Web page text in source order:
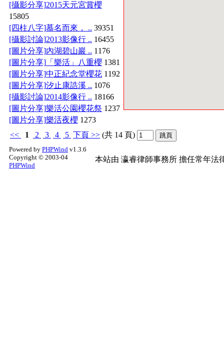
[攝影分享]2015天元宮賞櫻
15805
[四柱八字]慕名而來， .. 39351
[攝影討論]2013影像行 .. 16455
[圖片分享]內湖碧山巖 .. 1176
[圖片分享] 「樂活」八重櫻 1381
[圖片分享]中正紀念堂櫻花 1192
[圖片分享]汐止康誥溪 .. 1076
[攝影討論]2014影像行 .. 18166
[圖片分享]樂活公園櫻花祭 1237
[圖片分享]樂活夜櫻 1273
<<
1 2 3 4 5 下頁 >> (共 14 頁)
Powered by PHPWind v1.3.6
Copyright © 2003-04
PHPWind
本站由 瀛睿律師事務所 擔任常年法